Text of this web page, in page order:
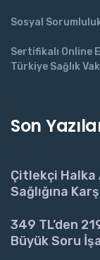
Sosyal
Sertifikalı Online
Türkiye Sağlık
Son
Çitlekçi Halka
Sağlığına
349 TL’den
Büyük Soru